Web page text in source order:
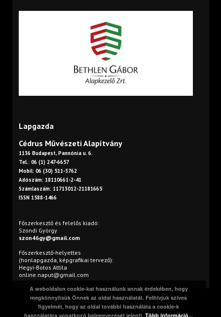
Lapgazda
Cédrus Művészeti Alapítvány
1136 Budapest, Pannónia u. 6.
Tel.: 06 (1) 247-6657
Mobil: 06 (30) 511-3762
Adószám: 18110661-2-41
Számlaszám: 11713012-21181665
ISSN 1588-1466
Főszerkesztő és felelős kiadó:
Szondi György
szon46gy@gmail.com
Főszerkesztő-helyettes
(honlapgazda, képgrafikai tervező):
Hegyi-Botos Attila
online.naput@gmail.com
Minden jog fenntartva. © 2016 Napút Online
A weboldalon cookie-kat használunk annak érdekében, hogy
megkönnyítsük Önnek az oldal használatát. Felhívjuk szíves
figyelmét, hogy az oldal további használata a cookie-k
használatára vonatkozó beleegyezését jelenti.Több információ...